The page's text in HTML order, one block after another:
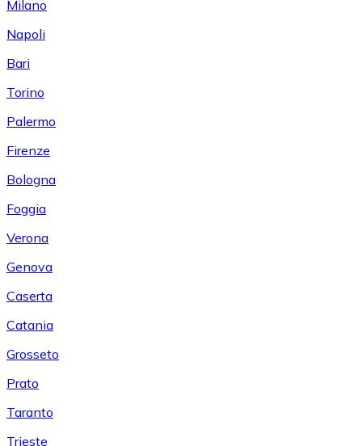
Milano
Napoli
Bari
Torino
Palermo
Firenze
Bologna
Foggia
Verona
Genova
Caserta
Catania
Grosseto
Prato
Taranto
Trieste